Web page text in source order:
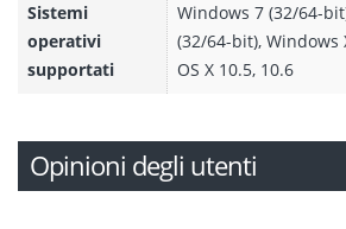
Sistemi
operativi
supportati
Windows 7 (32/64-
(32/64-bit), Windows
OS X 10.5, 10.6
Opinioni degli utenti